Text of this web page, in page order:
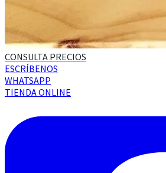
CONSULTA PRECIOS
ESCRÍBENOS
WHATSAPP
TIENDA ONLINE